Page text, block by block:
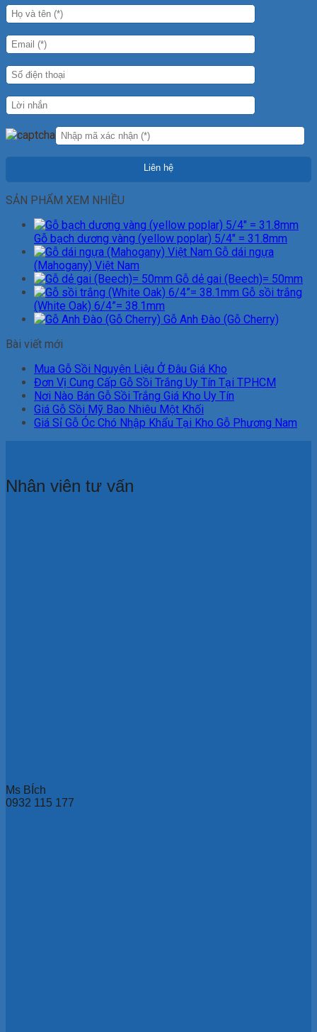
SẢN PHẨM XEM NHIỀU
Gỗ bạch dương vàng (yellow poplar) 5/4" = 31.8mm
Gỗ dái ngựa
(Mahogany) Việt Nam
Gỗ dẻ gai (Beech)= 50mm
Gỗ sồi trắng
(White Oak) 6/4”= 38.1mm
Gỗ Anh Đào (Gỗ Cherry)
Bài viết mới
Mua Gỗ Sồi Nguyên Liệu Ở Đâu Giá Kho
Đơn Vị Cung Cấp Gỗ Sồi Trắng Uy Tín Tại TPHCM
Nơi Nào Bán Gỗ Sồi Trắng Giá Kho Uy Tín
Giá Gỗ Sồi Mỹ Bao Nhiêu Một Khối
Giá Sỉ Gỗ Óc Chó Nhập Khẩu Tại Kho Gỗ Phương Nam
Nhân viên tư vấn
Ms BÍch
0932 115 177